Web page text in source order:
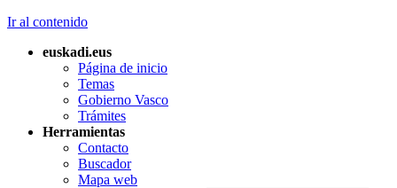
Ir al contenido
euskadi.eus
Página de inicio
Temas
Gobierno Vasco
Trámites
Herramientas
Contacto
Buscador
Mapa web